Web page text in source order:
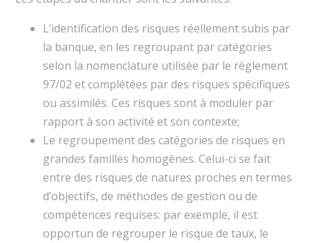
L’identification des risques réellement subis par
la banque, en les regroupant par catégories
selon la nomenclature utilisée par le règlement
97/02 et complétées par des risques spécifiques
ou assimilés. Ces risques sont à moduler par
rapport à son activité et son contexte;
Le regroupement des catégories de risques en
grandes familles homogènes. Celui-ci se fait
entre des risques de natures proches en termes
d’objectifs, de méthodes de gestion ou de
compétences requises: par exemple, il est
opportun de regrouper le risque de taux, le